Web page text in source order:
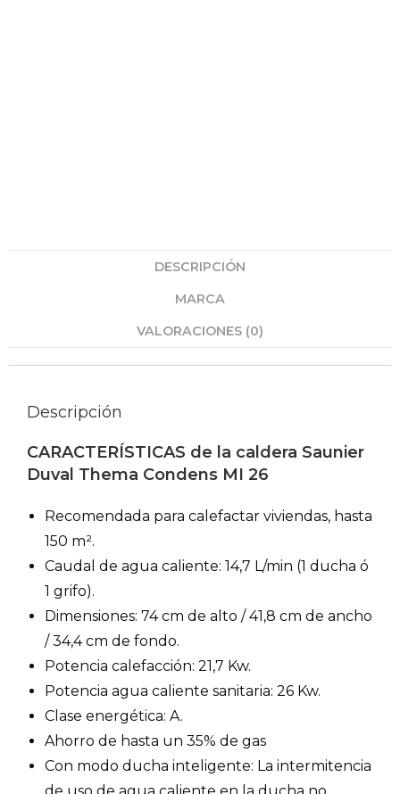
DESCRIPCIÓN
MARCA
VALORACIONES (0)
Descripción
CARACTERÍSTICAS de la caldera Saunier
Duval Thema Condens MI 26
Recomendada para calefactar viviendas, hasta
150 m².
Caudal de agua caliente: 14,7 L/min (1 ducha ó
1 grifo).
Dimensiones: 74 cm de alto / 41,8 cm de ancho
/ 34,4 cm de fondo.
Potencia calefacción: 21,7 Kw.
Potencia agua caliente sanitaria: 26 Kw.
Clase energética: A.
Ahorro de hasta un 35% de gas
Con modo ducha inteligente: La intermitencia